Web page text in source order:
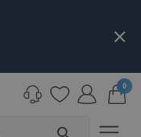
close
0